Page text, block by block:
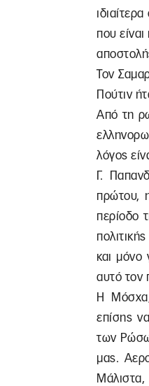
που
Τον
Πούτιν
Από τη
λόγος
Γ.
πρώτου,
περίοδο
και μόνο
αυτό τον
Η Μόσχα,
επίσης
των
μας.